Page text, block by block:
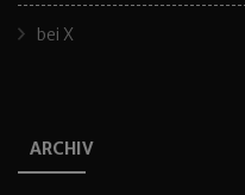
bei X
ARCHIV